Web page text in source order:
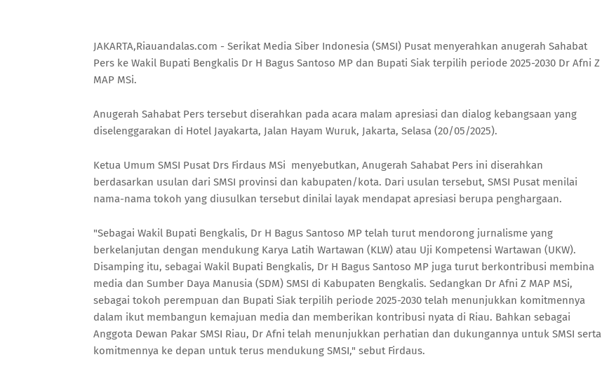
JAKARTA,Riauandalas.com - Serikat Media Siber Indonesia (SMSI) Pusat menyerahkan anugerah Sahabat
Pers ke Wakil Bupati Bengkalis Dr H Bagus Santoso MP dan Bupati Siak terpilih periode 2025-2030 Dr Afni Z
MAP MSi.
Anugerah Sahabat Pers tersebut diserahkan pada acara malam apresiasi dan dialog kebangsaan yang
diselenggarakan di Hotel Jayakarta, Jalan Hayam Wuruk, Jakarta, Selasa (20/05/2025).
Ketua Umum SMSI Pusat Drs Firdaus MSi menyebutkan, Anugerah Sahabat Pers ini diserahkan
berdasarkan usulan dari SMSI provinsi dan kabupaten/kota. Dari usulan tersebut, SMSI Pusat menilai
nama-nama tokoh yang diusulkan tersebut dinilai layak mendapat apresiasi berupa penghargaan.
"Sebagai Wakil Bupati Bengkalis, Dr H Bagus Santoso MP telah turut mendorong jurnalisme yang
berkelanjutan dengan mendukung Karya Latih Wartawan (KLW) atau Uji Kompetensi Wartawan (UKW).
Disamping itu, sebagai Wakil Bupati Bengkalis, Dr H Bagus Santoso MP juga turut berkontribusi membina
media dan Sumber Daya Manusia (SDM) SMSI di Kabupaten Bengkalis. Sedangkan Dr Afni Z MAP MSi,
sebagai tokoh perempuan dan Bupati Siak terpilih periode 2025-2030 telah menunjukkan komitmennya
dalam ikut membangun kemajuan media dan memberikan kontribusi nyata di Riau. Bahkan sebagai
Anggota Dewan Pakar SMSI Riau, Dr Afni telah menunjukkan perhatian dan dukungannya untuk SMSI serta
komitmennya ke depan untuk terus mendukung SMSI," sebut Firdaus.